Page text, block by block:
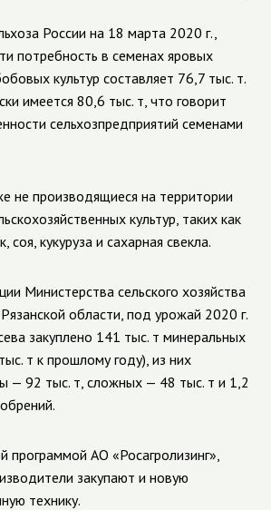
России на 18 марта 2020 г.,
потребность в семенах яровых
культур составляет 76,7 тыс. т.
имеется 80,6 тыс. т, что говорит
сельхозпредприятий семенами
не производящиеся на территории
культур, таких как
соя, кукуруза и сахарная свекла.
Министерства сельского хозяйства
области, под урожай 2020 г.
закуплено 141 тыс. т минеральных
т к прошлому году), из них
— 92 тыс. т, сложных — 48 тыс. т и 1,2
программой АО «Росагролизинг»,
закупают и новую
технику.